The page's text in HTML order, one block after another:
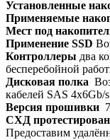
Установленные
Применяемые
Мест под
Применение SSD
Контроллеры два
бесперебойной
Дисковая полка
кабелей SAS 4x6Gb/
Версия прошивки
СХД
Предоставим